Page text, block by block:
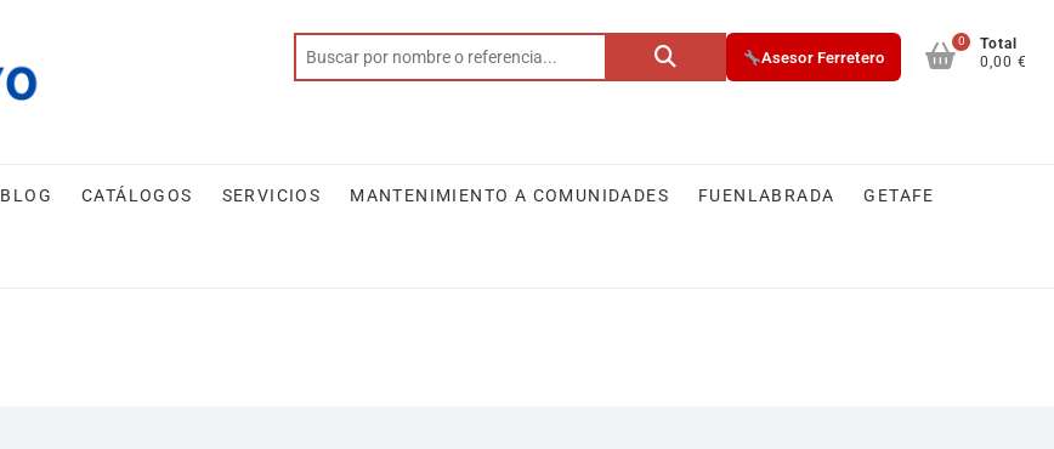
Buscar
Asesor Ferretero
0
Total
0,00 €
BLOG CATÁLOGOS SERVICIOS MANTENIMIENTO A COMUNIDADES FUENLABRADA GETAFE